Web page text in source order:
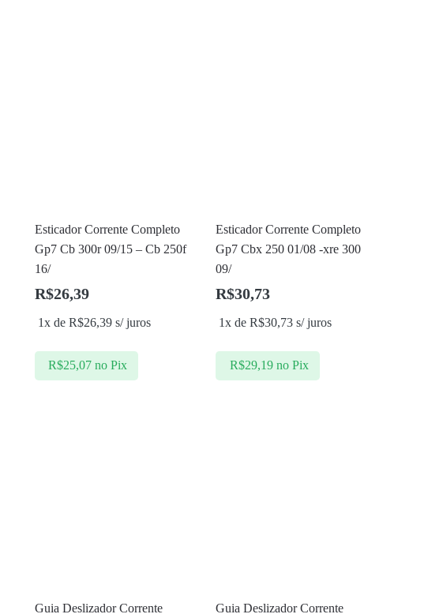
Esticador Corrente Completo
Gp7 Cb 300r 09/15 – Cb 250f
16/
R$26,39
1x de R$26,39s/ juros
R$25,07 no Pix
Esticador Corrente Completo
Gp7 Cbx 250 01/08 -xre 300
09/
R$30,73
1x deR$30,73 s/ juros
R$29,19 no Pix
Guia Deslizador Corrente Guia Deslizador Corrente